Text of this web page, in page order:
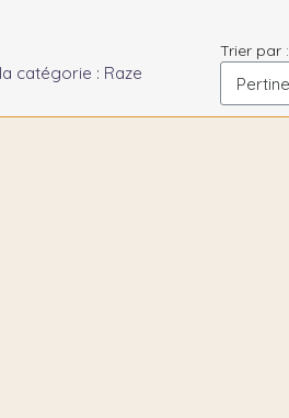
catégorie : Raze
Trier par :